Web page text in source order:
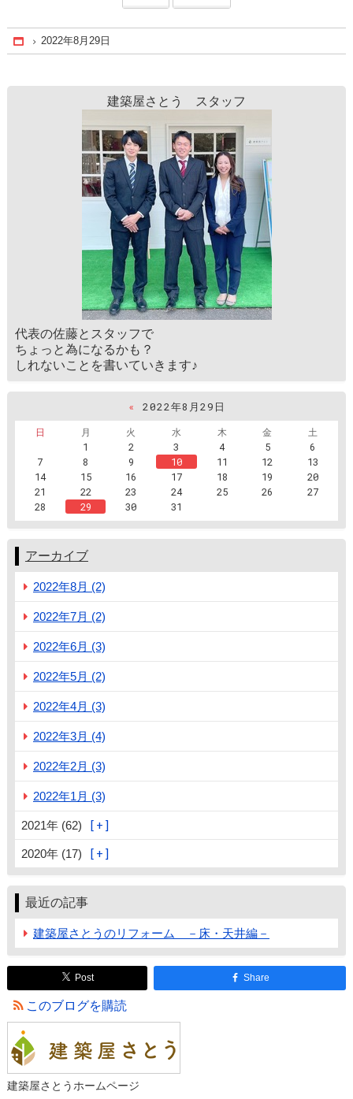
Home
2022年8月29日
建築屋さとう スタッフ
代表の佐藤とスタッフで
ちょっと為になるかも？
しれないことを書いていきます♪
« 2022年8月29日
日
月 火 水 木 金
土
1
2 3 4 5
6
7
8 9 10 11 12
13
14
15 16 17 18 19
20
21
22 23 24 25 26
27
28
29 30 31
アーカイブ
2022年8月 (2)
2022年7月 (2)
2022年6月 (3)
2022年5月 (2)
2022年4月 (3)
2022年3月 (4)
2022年2月 (3)
2022年1月 (3)
2021年 (62)
2020年 (17)
最近の記事
建築屋さとうのリフォーム －床・天井編－
Post Share
このブログを購読
建築屋さとうホームページ